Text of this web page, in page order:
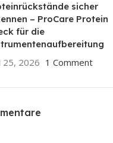
sicher
– ProCare Protein
für die
25, 2026 1 Comment